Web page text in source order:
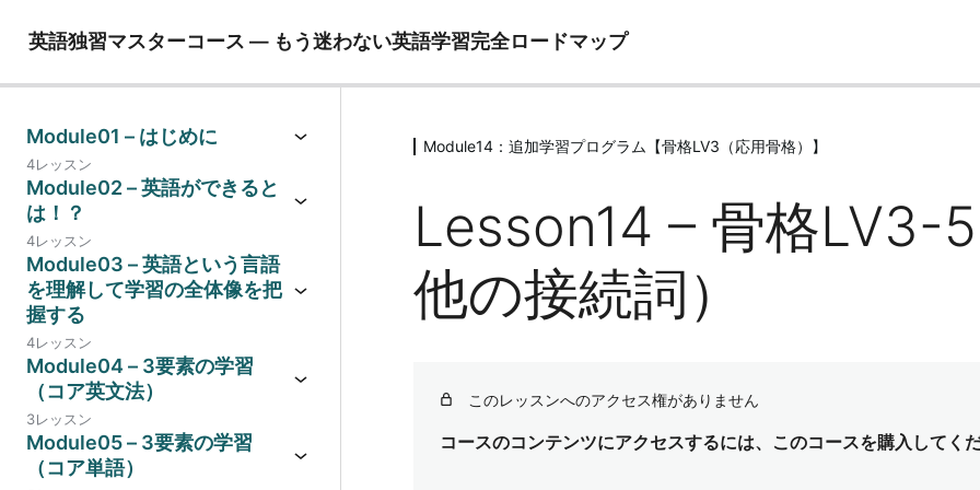
英語独習マスターコース ― もう迷わない英語学習完全ロードマップ
Module01 – はじめに
4レッスン
Module02 – 英語ができると
は！？
4レッスン
Module03 – 英語という言語
を理解して学習の全体像を把
握する
4レッスン
Module04 – 3要素の学習
（コア英文法）
3レッスン
Module05 – 3要素の学習
（コア単語）
Module14：追加学習プログラム【骨格LV3（応用骨格）】
Lesson14 – 骨格LV3-
他の接続詞）
このレッスンへのアクセス権がありません
コースのコンテンツにアクセスするには、このコースを購入してく